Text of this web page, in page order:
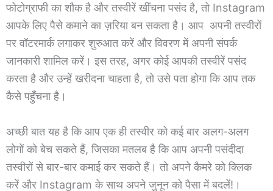
फोटोग्राफी का शौक है और तस्वीरें खींचना पसंद है, तो Instagram
आपके लिए पैसे कमाने का ज़रिया बन सकता है। आप अपनी तस्वीरों
पर वॉटरमार्क लगाकर शुरुआत करें और विवरण में अपनी संपर्क
जानकारी शामिल करें। इस तरह, अगर कोई आपकी तस्वीरें पसंद
करता है और उन्हें खरीदना चाहता है, तो उसे पता होगा कि आप तक
कैसे पहुँचना है।
अच्छी बात यह है कि आप एक ही तस्वीर को कई बार अलग-अलग
लोगों को बेच सकते हैं, जिसका मतलब है कि आप अपनी पसंदीदा
तस्वीरों से बार-बार कमाई कर सकते हैं। तो अपने कैमरे को क्लिक
करें और Instagram के साथ अपने जुनून को पैसा में बदलें!।